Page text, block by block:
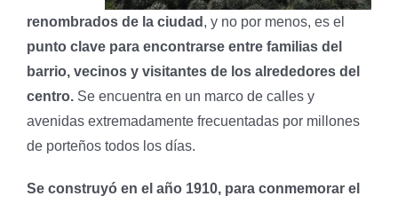
renombrados de la ciudad , y no por menos, es el
punto clave para encontrarse entre familias del
barrio, vecinos y visitantes de los alrededores del
centro. Se encuentra en un marco de calles y
avenidas extremadamente frecuentadas por millones
de porteños todos los días.
Se construyó en el año 1910, para conmemorar el